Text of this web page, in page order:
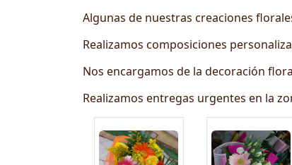
Algunas de nuestras creaciones
Realizamos composiciones
Nos encargamos de la decoración
Realizamos entregas urgentes en la